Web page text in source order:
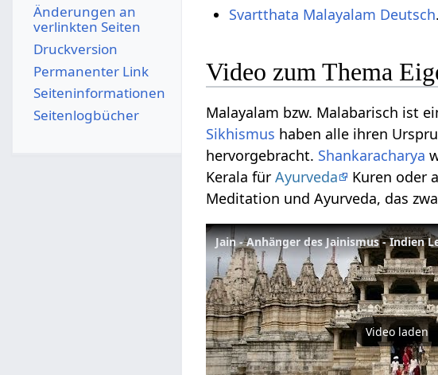
Svartthata Malayalam Deutsch.
Video zum Thema
Malayalam bzw. Malabarisch ist
Sikhismus haben alle ihren
hervorgebracht. Shankaracharya
Kerala fürAyurveda
Kuren oder
Meditation und Ayurveda, das
Jain - Anhänger des Jainismus - Indien
Video laden
Änderungen an
verlinkten Seiten
Druckversion
Permanenter Link
Seiten­­informationen
Seitenlogbücher